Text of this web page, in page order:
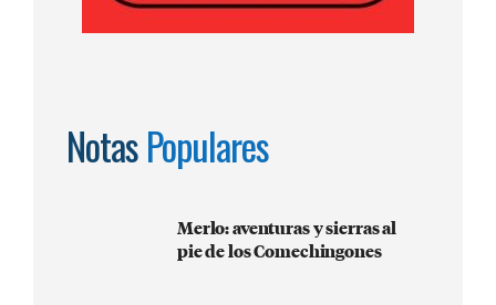
NotasPopulares
Merlo: aventuras y sierras al
pie de los Comechingones